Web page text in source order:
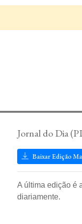
Jornal do Dia
Baixar Edição
A última edição é
diariamente.